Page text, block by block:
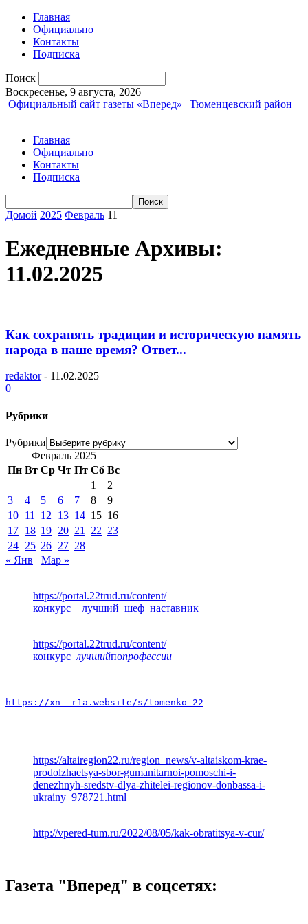
Главная
Официально
Контакты
Подписка
Поиск
Воскресенье, 9 августа, 2026
Официальный сайт газеты «Вперед» | Тюменцевский район
Главная
Официально
Контакты
Подписка
Домой 2025 Февраль 11
Ежедневные Архивы:
11.02.2025
Как сохранять традиции и историческую память
народа в наше время? Ответ...
redaktor - 11.02.2025
0
Рубрики
Рубрики
Февраль 2025
Пн Вт Ср Чт Пт Сб Вс
1
2
3
4 5 6 7 8
9
10 11 12 13 14 15 16
17 18 19 20 21 22 23
24 25 26 27 28
« Янв
Мар »
https://portal.22trud.ru/content/
конкурс__лучший_шеф_наставник_
https://portal.22trud.ru/content/
конкурс _лучшийпопрофессии
https://xn--r1a.website/s/tomenko_22
https://altairegion22.ru/region_news/v-altaiskom-krae-
prodolzhaetsya-sbor-gumanitarnoi-pomoschi-i-
denezhnyh-sredstv-dlya-zhitelei-regionov-donbassa-i-
ukrainy_978721.html
http://vpered-tum.ru/2022/08/05/kak-obratitsya-v-cur/
Газета "Вперед" в соцсетях: